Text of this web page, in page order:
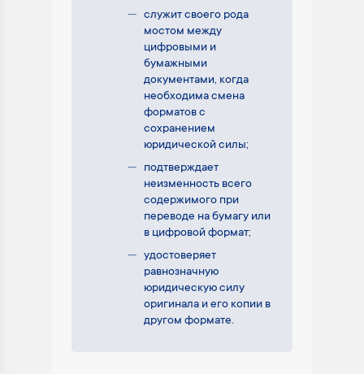
служит своего рода
мостом между
цифровыми и
бумажными
документами, когда
необходима смена
форматов с
сохранением
юридической силы;
подтверждает
неизменность всего
содержимого при
переводе на бумагу или
в цифровой формат;
удостоверяет
равнозначную
юридическую силу
оригинала и его копии в
другом формате.